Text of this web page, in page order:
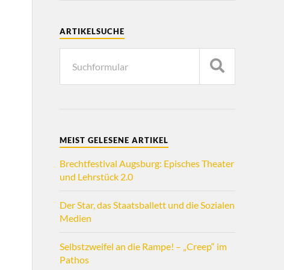
ARTIKELSUCHE
MEIST GELESENE ARTIKEL
Brechtfestival Augsburg: Episches Theater
und Lehrstück 2.0
Der Star, das Staatsballett und die Sozialen
Medien
Selbstzweifel an die Rampe! – „Creep“ im
Pathos